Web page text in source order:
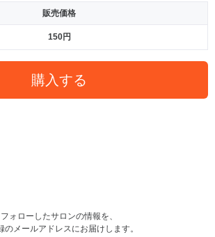
販売価格
150円
購入する
フォローしたサロンの情報を、
のメールアドレスにお届けします。